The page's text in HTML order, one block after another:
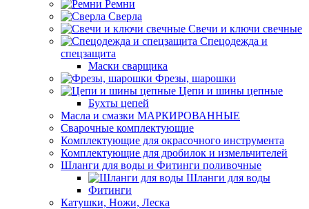
Ремни
Сверла
Свечи и ключи свечные
Спецодежда и
спецзащита
Маски сварщика
Фрезы, шарошки
Цепи и шины цепные
Бухты цепей
Масла и смазки МАРКИРОВАННЫЕ
Сварочные комплектующие
Комплектующие для окрасочного инструмента
Комплектующие для дробилок и измельчителей
Шланги для воды и Фитинги поливочные
Шланги для воды
Фитинги
Катушки, Ножи, Леска